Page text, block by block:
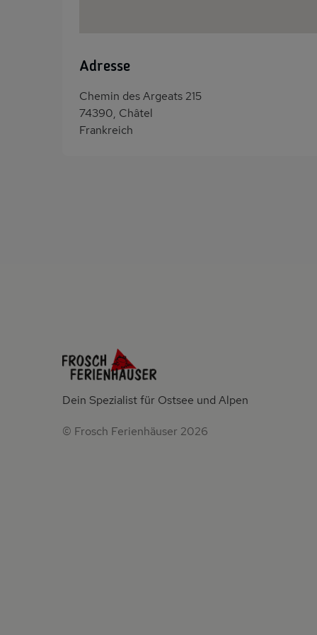
Adresse
Chemin des Argeats 215
74390, Châtel
Frankreich
Dein Spezialist für Ostsee und Alpen
© Frosch Ferienhäuser 2026